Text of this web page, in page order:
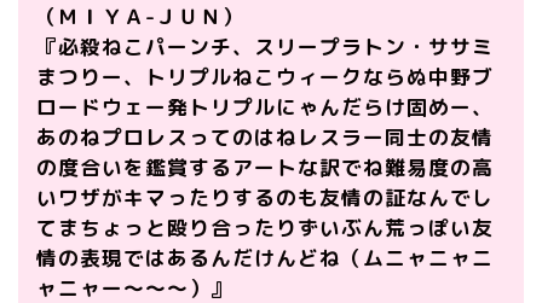
（ＭＩＹＡ-ＪＵＮ）
『必殺ねこパーンチ、スリープラトン・ササミ
まつりー、トリプルねこウィークならぬ中野ブ
ロードウェー発トリプルにゃんだらけ固めー、
あのねプロレスってのはねレスラー同士の友情
の度合いを鑑賞するアートな訳でね難易度の高
いワザがキマったりするのも友情の証なんでし
てまちょっと殴り合ったりずいぶん荒っぽい友
情の表現ではあるんだけんどね（ムニャニャニ
ャニャー～～～）』